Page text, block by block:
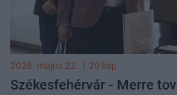
2026. május 22. | 20 kép
Székesfehérvár - Merre